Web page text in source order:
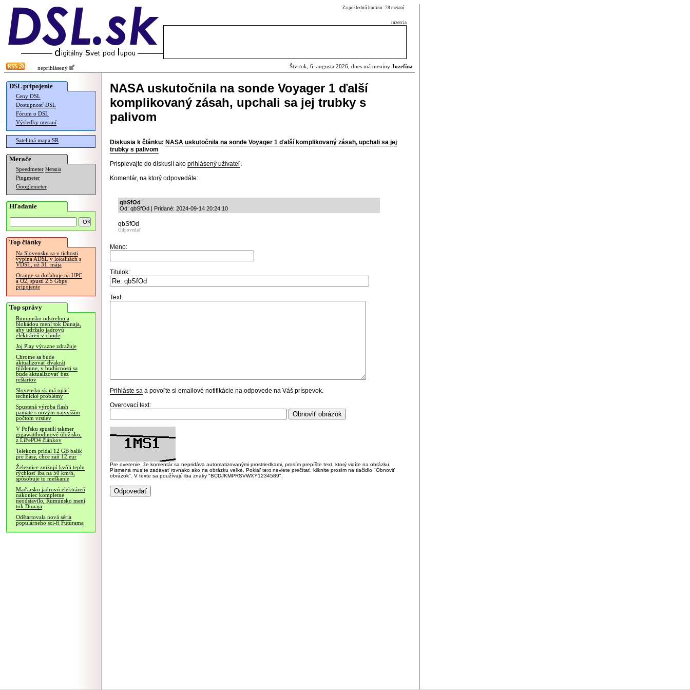
Za poslednú hodinu: 78 meraní
inzercia
neprihlásený Štvrtok, 6. augusta 2026, dnes má meniny Jozefína
DSL pripojenie
Ceny DSL
Dostupnosť DSL
Fórum o DSL
Výsledky meraní
Satelitná mapa SR
Merače
Speedmeter Merania
Pingmeter
Googlemeter
Hľadanie
Top články
Na Slovensku sa v tichosti
vypína ADSL v lokalitách s
VDSL, už 31. mája
Orange sa doťahuje na UPC
a O2, spustí 2.5 Gbps
pripojenie
Top správy
Rumunsko odstrelmi a
blokádou mení tok Dunaja,
aby udržalo jadrovú
elektráreň v chode
Joj Play výrazne zdražuje
Chrome sa bude
aktualizovať dvakrát
týždenne, v budúcnosti sa
bude aktualizovať bez
reštartov
Slovensko.sk má opäť
technické problémy
Spustená výroba flash
pamäte s novým najvyšším
počtom vrstiev
V Poľsku spustili takmer
gigawatthodinové úložisko,
z LiFePO4 článkov
Telekom pridal 12 GB balík
pre Easy, chce zaň 12 eur
Železnice znižujú kvôli teplu
rýchlosť iba na 50 km/h,
spôsobuje to meškanie
Maďarsko jadrovú elektráreň
nakoniec kompletne
neodstavilo, Rumunsko mení
tok Dunaja
Odštartovala nová séria
populárneho sci-fi Futurama
NASA uskutočnila na sonde Voyager 1 ďalší
komplikovaný zásah, upchali sa jej trubky s
palivom
Diskusia k článku: NASA uskutočnila na sonde Voyager 1 ďalší komplikovaný zásah, upchali sa jej
trubky s palivom
Prispievajte do diskusií ako prihlásený užívateľ.
Komentár, na ktorý odpovedáte:
qbSfOd
Od: qbSfOd | Pridané: 2024-09-14 20:24:10
qbSfOd
Odpovedať
Meno:
Titulok:
Text:
Prihláste sa a povoľte si emailové notifikácie na odpovede na Váš príspevok.
Overovací text:
Pre overenie, že komentár sa nepridáva automatizovanými prostriedkami, prosím prepíšte text, ktorý vidíte na obrázku.
Písmená musíte zadávať rovnako ako na obrázku veľké. Pokiaľ text neviete prečítať, kliknite prosím na tlačidlo "Obnoviť
obrázok". V texte sa používajú iba znaky "BCDJKMPRSVWXY1234589".